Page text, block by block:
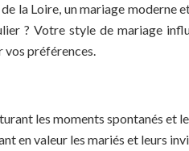
la Loire, un mariage
? Votre style de mariage
vos préférences.
les moments spontanés et
en valeur les mariés et leurs